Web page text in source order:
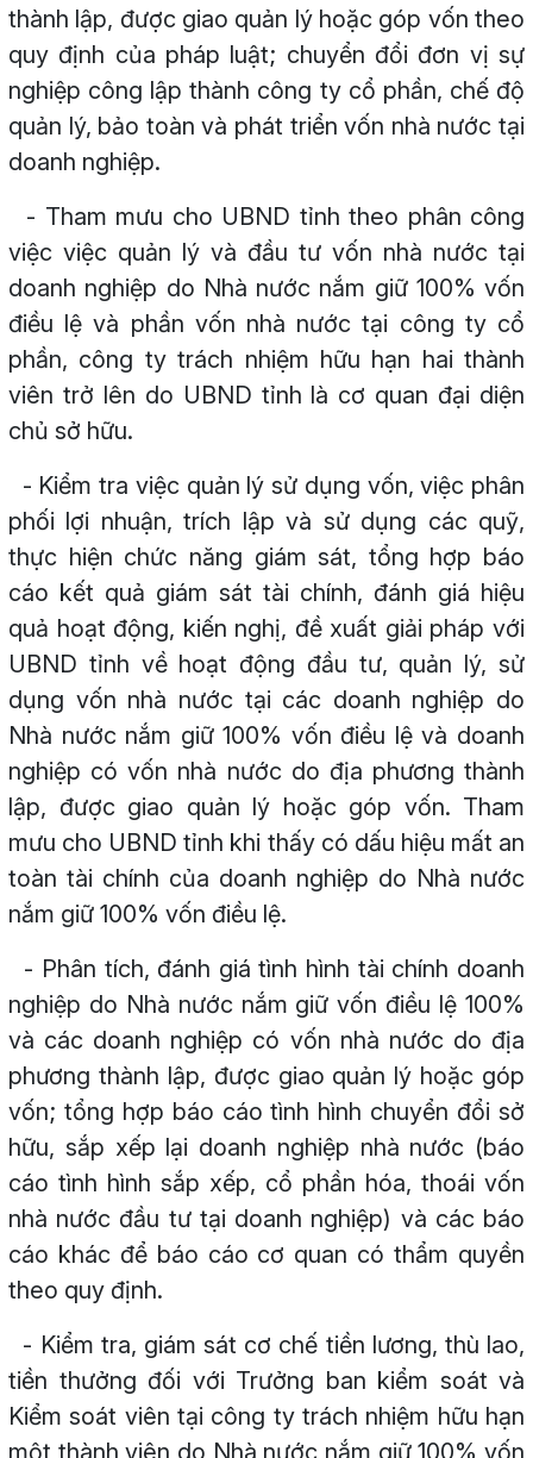
thành lập, được giao quản lý hoặc góp vốn theo
quy định của pháp luật; chuyển đổi đơn vị sự
nghiệp công lập thành công ty cổ phần, chế độ
quản lý, bảo toàn và phát triển vốn nhà nước tại
doanh nghiệp.
- Tham mưu cho UBND tỉnh theo phân công
việc việc quản lý và đầu tư vốn nhà nước tại
doanh nghiệp do Nhà nước nắm giữ 100% vốn
điều lệ và phần vốn nhà nước tại công ty cổ
phần, công ty trách nhiệm hữu hạn hai thành
viên trở lên do UBND tỉnh là cơ quan đại diện
chủ sở hữu.
- Kiểm tra việc quản lý sử dụng vốn, việc phân
phối lợi nhuận, trích lập và sử dụng các quỹ,
thực hiện chức năng giám sát, tổng hợp báo
cáo kết quả giám sát tài chính, đánh giá hiệu
quả hoạt động, kiến nghị, đề xuất giải pháp với
UBND tỉnh về hoạt động đầu tư, quản lý, sử
dụng vốn nhà nước tại các doanh nghiệp do
Nhà nước nắm giữ 100% vốn điều lệ và doanh
nghiệp có vốn nhà nước do địa phương thành
lập, được giao quản lý hoặc góp vốn. Tham
mưu cho UBND tỉnh khi thấy có dấu hiệu mất an
toàn tài chính của doanh nghiệp do Nhà nước
nắm giữ 100% vốn điều lệ.
- Phân tích, đánh giá tình hình tài chính doanh
nghiệp do Nhà nước nắm giữ vốn điều lệ 100%
và các doanh nghiệp có vốn nhà nước do địa
phương thành lập, được giao quản lý hoặc góp
vốn; tổng hợp báo cáo tình hình chuyển đổi sở
hữu, sắp xếp lại doanh nghiệp nhà nước (báo
cáo tình hình sắp xếp, cổ phần hóa, thoái vốn
nhà nước đầu tư tại doanh nghiệp) và các báo
cáo khác để báo cáo cơ quan có thẩm quyền
theo quy định.
- Kiểm tra, giám sát cơ chế tiền lương, thù lao,
tiền thưởng đối với Trưởng ban kiểm soát và
Kiểm soát viên tại công ty trách nhiệm hữu hạn
một thành viên do Nhà nước nắm giữ 100% vốn